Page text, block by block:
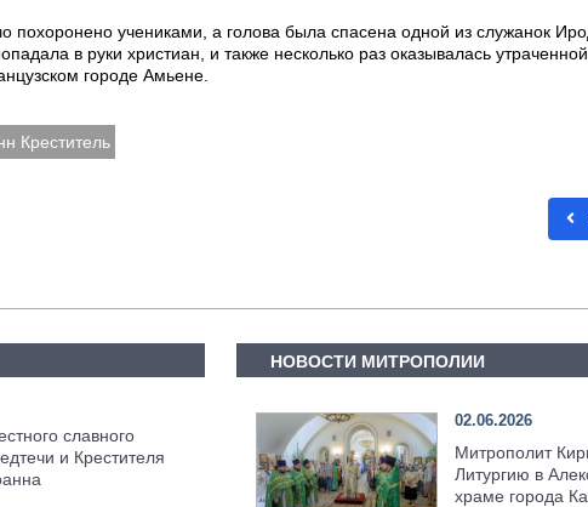
похоронено учениками, а голова была спасена одной из служанок
в руки христиан, и также несколько раз оказывалась
городе Амьене.
Креститель
славного
и Крестителя
НОВОСТИ МИТРОПОЛИИ
02.06.2026
Митрополит
Литургию в
храме города